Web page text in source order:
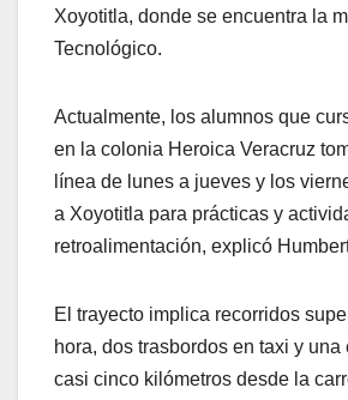
Xoyotitla, donde se encuentra la
Tecnológico.
Actualmente, los alumnos que
en la colonia Heroica Veracruz
línea de lunes a jueves y los
a Xoyotitla para prácticas y
retroalimentación, explicó
El trayecto implica recorridos
hora, dos trasbordos en taxi y una
casi cinco kilómetros desde la